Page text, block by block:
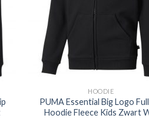
HOODIE
PUMA Essential Big Logo
Hoodie Fleece Kids Zwart